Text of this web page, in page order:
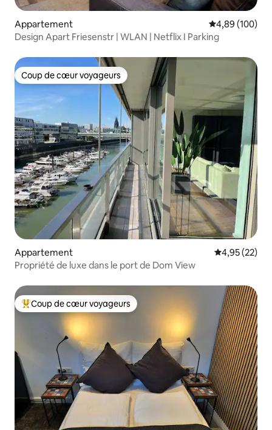
Appartement Évaluation
4,89 (100)
Design Apart Friesenstr | WLAN | Netflix I Parking
Coup de cœur voyageurs
Coup de cœur voyageurs
Appartement Évaluation
4,95 (22)
Propriété de luxe dans le port de Dom View
Coups de cœur voyageurs les plus appréciés
Coup de cœur voyageurs